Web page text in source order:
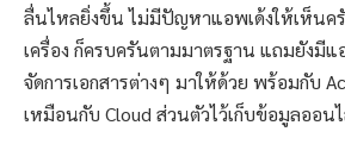
ลื่นไหลยิ่งขึ้น ไม่มีปัญหาแอพเด้งให้เห็น
เครื่อง ก็ครบครันตามมาตรฐาน แถมยังมี
จัดการเอกสารต่างๆ มาให้ด้วย พร้อมกับ
เหมือนกับ Cloud ส่วนตัวไว้เก็บข้อมูลออน